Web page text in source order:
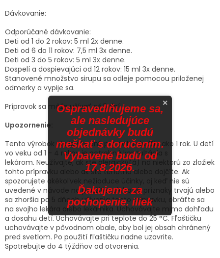
Dávkovanie:
Odporúčané dávkovanie:
Deti od 1 do 2 rokov: 5 ml 2x denne.
Deti od 6 do 11 rokov: 7,5 ml 3x denne.
Deti od 3 do 5 rokov: 5 ml 3x denne.
Dospelí a dospievajúci od 12 rokov: 15 ml 3x denne.
Stanovené množstvo sirupu sa odleje pomocou priloženej
odmerky a vypije sa.
Prípravok sa môže užívať až 5 dní.
Upozornenie:
Tento výrobok nie je vhodný pre deti mladšie ako 1 rok. U detí
vo veku od 1 - 4 rokov je potrebná konzultácia s
lekárom. Neužívajte, ak ste alergický(á) na niektorú zo zložiek
tohto prípravku alebo ak ste tehotná alebo dojčíte. Ak
spozorujete akékoľvek nežiaduce účinky, aj keď nie sú
uvedené v návode na použitie, alebo ak príznaky trvajú alebo
sa zhoršia po 5 dňoch užívania tohto prípravku, obráťte sa
na svojho lekára alebo lekárnika. Uchovávajte mimo dohľadu
a dosahu detí. Uchovávajte pri teplote do 25 °C. Fľaštičku
uchovávajte v pôvodnom obale, aby bol jej obsah chránený
pred svetlom. Po použití fľaštičku riadne uzavrite.
Spotrebujte do 4 týždňov od otvorenia.
×
Ospravedlňujeme sa,
ale nasledujúce
objednávky budú
meškať s doručením.
Vybavené budú od
17.8.2026.
Ďakujeme za
pochopenie. iliek